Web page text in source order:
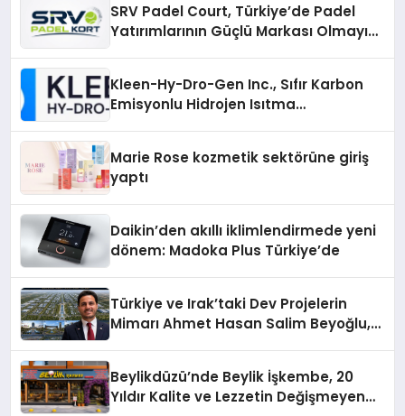
SRV Padel Court, Türkiye’de Padel
Yatırımlarının Güçlü Markası Olmayı
Kleen-Hy-Dro-Gen Inc., Sıfır Karbon
Emisyonlu Hidrojen Isıtma
Marie Rose kozmetik sektörüne giriş
yaptı
Daikin’den akıllı iklimlendirmede yeni
dönem: Madoka Plus Türkiye’de
Türkiye ve Irak’taki Dev Projelerin
Mimarı Ahmet Hasan Salim Beyoğlu,
Hayata Geçirecek
Beylikdüzü’nde Beylik İşkembe, 20
Yıldır Kalite ve Lezzetin Değişmeyen